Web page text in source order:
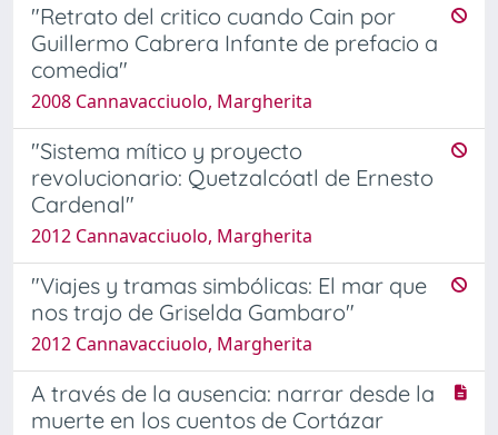
"Retrato del critico cuando Cain por
Guillermo Cabrera Infante de prefacio a
comedia"
2008 Cannavacciuolo, Margherita
"Sistema mítico y proyecto
revolucionario: Quetzalcóatl de Ernesto
Cardenal"
2012 Cannavacciuolo, Margherita
"Viajes y tramas simbólicas: El mar que
nos trajo de Griselda Gambaro"
2012 Cannavacciuolo, Margherita
A través de la ausencia: narrar desde la
muerte en los cuentos de Cortázar